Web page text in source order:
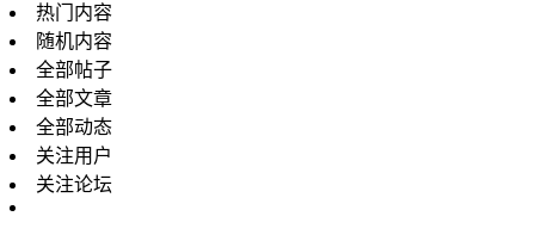
热门内容
随机内容
全部帖子
全部文章
全部动态
关注用户
关注论坛